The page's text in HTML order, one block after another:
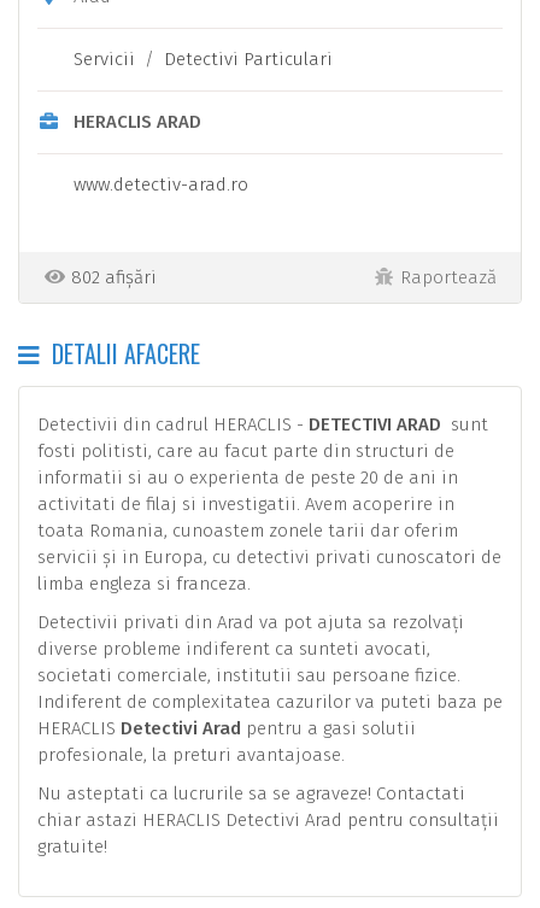
Servicii / Detectivi Particulari
HERACLIS ARAD
www.detectiv-arad.ro
802 afișări Raportează
DETALII AFACERE
Detectivii din cadrul HERACLIS - DETECTIVI ARAD sunt
fosti politisti, care au facut parte din structuri de
informatii si au o experienta de peste 20 de ani in
activitati de filaj si investigatii. Avem acoperire in
toata Romania, cunoastem zonele tarii dar oferim
servicii și in Europa, cu detectivi privati cunoscatori de
limba engleza si franceza.
Detectivii privati din Arad va pot ajuta sa rezolvați
diverse probleme indiferent ca sunteti avocati,
societati comerciale, institutii sau persoane fizice.
Indiferent de complexitatea cazurilor va puteti baza pe
HERACLIS Detectivi Arad pentru a gasi solutii
profesionale, la preturi avantajoase.
Nu asteptati ca lucrurile sa se agraveze! Contactati
chiar astazi HERACLIS Detectivi Arad pentru consultații
gratuite!